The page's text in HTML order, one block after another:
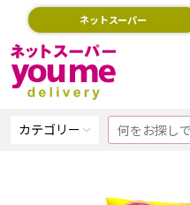
ネットスーパー
カテゴリー